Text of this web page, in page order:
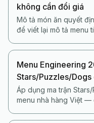
không cần đổi giá
Mô tả món ăn quyết
để viết lại mô tả menu
Menu Engineering
Stars/Puzzles/Dogs
Áp dụng ma trận
menu nhà hàng Việt